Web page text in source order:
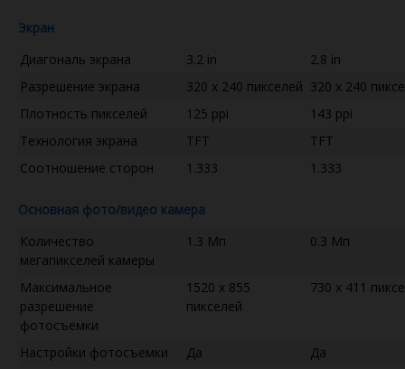
Экран
Диагональ экрана
3.2 in
2.8 in
Разрешение экрана
320 x 240 пикселей 320 x 240
Плотность пикселей
125 ppi
143 ppi
Технология экрана
TFT
TFT
Соотношение сторон
1.333 1.333
Основная фото/видео камера
Количество
мегапикселей камеры
1.3 Мп 0.3 Мп
Максимальное
разрешение
фотосъемки
1520 x 855
пикселей
730 x 411
Настройки фотосъемки Да
Да